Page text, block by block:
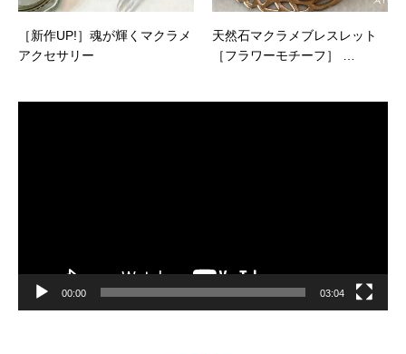
［新作UP!］魂が輝くマクラメ
アクセサリー
天然石マクラメブレスレット
［フラワーモチーフ］ …
00:00 03:04